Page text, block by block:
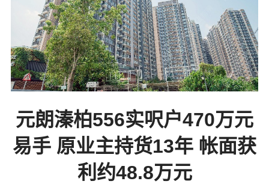
元朗溱柏556实呎户470万元
易手 原业主持货13年 帐面获
利约48.8万元